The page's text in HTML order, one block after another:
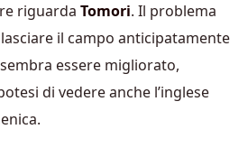
riguarda Tomori. Il problema
il campo anticipatamente
essere migliorato,
di vedere anche l’inglese